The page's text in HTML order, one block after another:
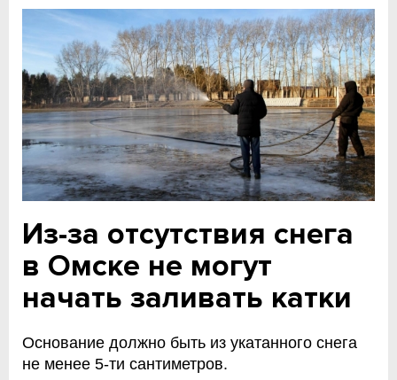
Из-за отсутствия снега
в Омске не могут
начать заливать катки
Основание должно быть из укатанного снега
не менее 5-ти сантиметров.